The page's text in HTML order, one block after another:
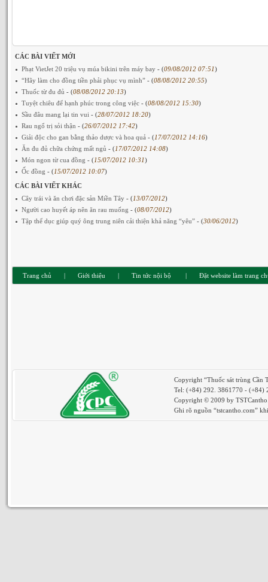
CÁC BÀI VIẾT MỚI
Phạt VietJet 20 triệu vụ múa bikini trên máy bay - (09/08/2012 07:51)
“Hãy làm cho đồng tiền phải phục vụ mình” - (08/08/2012 20:55)
Thuốc từ đu đủ - (08/08/2012 20:13)
Tuyệt chiêu để hạnh phúc trong công việc - (08/08/2012 15:30)
Sầu đâu mang lại tin vui - (28/07/2012 18:20)
Rau ngổ trị sỏi thận - (26/07/2012 17:42)
Giải độc cho gan bằng thảo dược và hoa quả - (17/07/2012 14:16)
Ăn đu đủ chữa chứng mất ngủ - (17/07/2012 14:08)
Món ngon từ cua đồng - (15/07/2012 10:31)
Ốc đồng - (15/07/2012 10:07)
CÁC BÀI VIẾT KHÁC
Cây trái và ăn chơi đặc sản Miền Tây - (13/07/2012)
Người cao huyết áp nên ăn rau muống - (08/07/2012)
Tập thể dục giúp quý ông trung niên cải thiện khả năng “yêu” - (30/06/2012)
Trang chủ | Giới thiệu | Tin tức nội bộ | Đặt website làm trang
Copyright “Thuốc sát trùng Cần
Tel: (+84) 292. 3861770 - (+84)
Copyright © 2009 by
Ghi rõ nguồn “tstcantho.com”